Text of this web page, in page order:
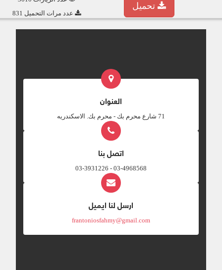
عدد مرات التحميل 831
تحميل
العنوان
‎71 شارع محرم بك - محرم بك. الاسكندريه
اتصل بنا
03-4968568 - 03-3931226
ارسل لنا ايميل
frantoniosfahmy@gmail.com